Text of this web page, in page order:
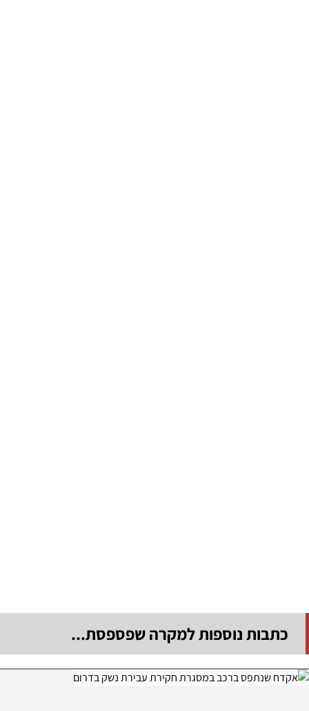
כתבות נוספות למקרה שפספסת...